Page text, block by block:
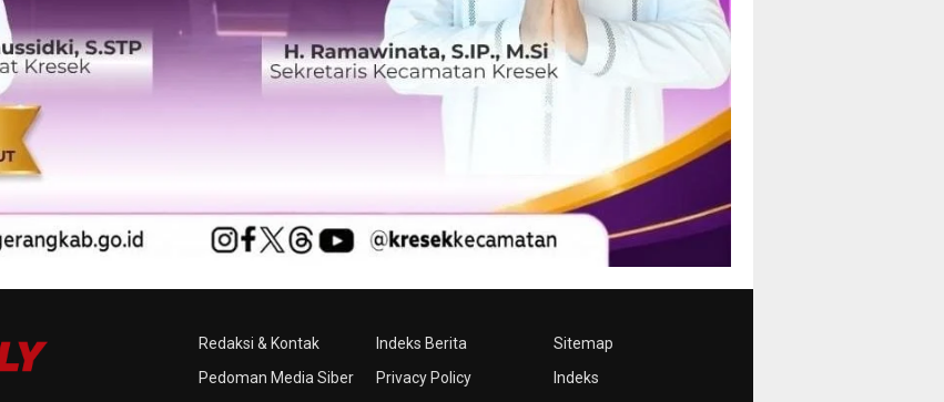
Redaksi & Kontak
Pedoman Media Siber
Indeks Berita
Privacy Policy
Sitemap
Indeks